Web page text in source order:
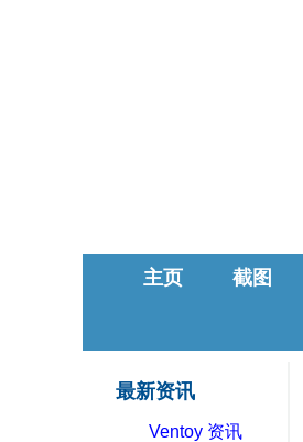
主页 截图
最新资讯
Ventoy 资讯